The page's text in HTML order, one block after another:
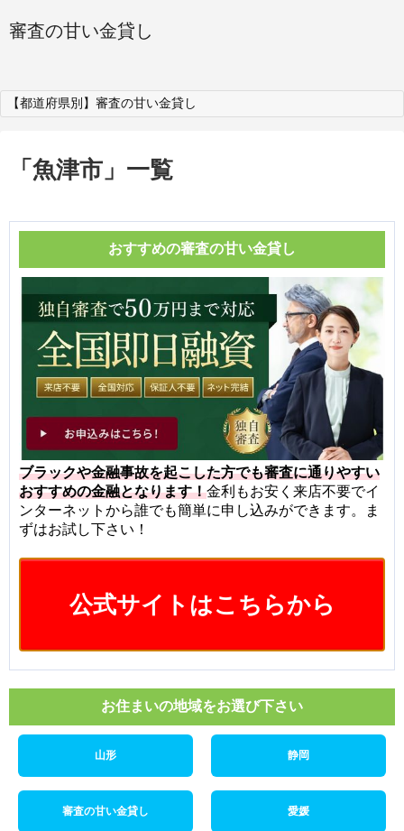
審査の甘い金貸し
【都道府県別】審査の甘い金貸し
「 魚津市 」 一覧
おすすめの審査の甘い金貸し
ブラックや金融事故を起こした方でも審査に通りやすい
おすすめの金融となります！金利もお安く来店不要でイ
ンターネットから誰でも簡単に申し込みができます。ま
ずはお試し下さい！
公式サイトはこちらから
お住まいの地域をお選び下さい
山形 静岡
審査の甘い金貸し 愛媛